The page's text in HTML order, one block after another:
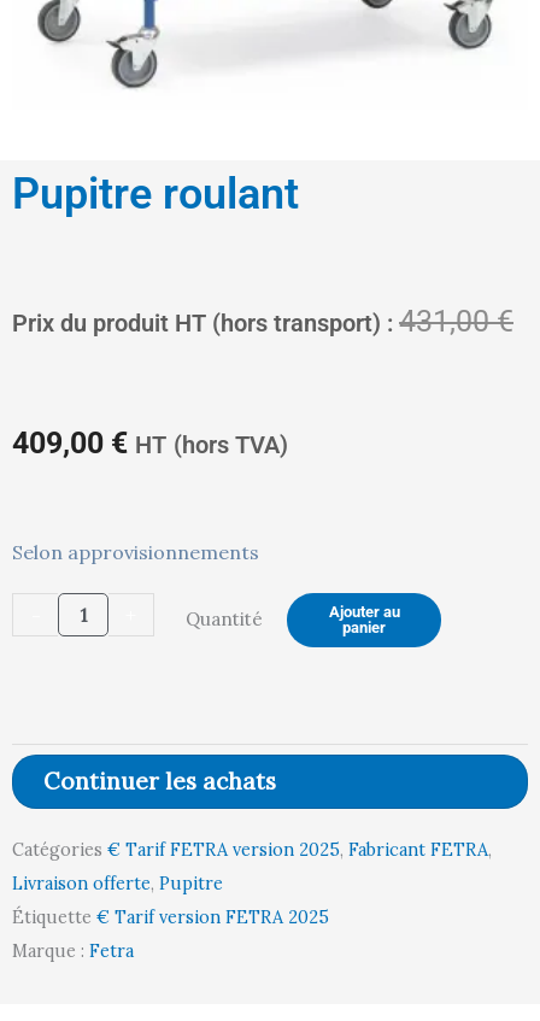
Pupitre roulant
Prix du produit HT (hors transport) : 431,00€
409,00 €
Le
prix
actuel
409,00 €.
HT (hors TVA)
Selon approvisionnements
quantité
Quantité
Ajouter au
panier
Continuer les achats
Catégories € Tarif FETRA version 2025, Fabricant FETRA,
Livraison offerte, Pupitre
Étiquette € Tarif version FETRA 2025
Marque : Fetra